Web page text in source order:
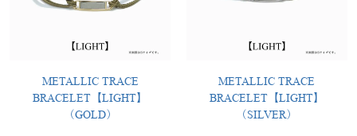
METALLIC TRACE
BRACELET【LIGHT】
（GOLD）
METALLIC TRACE
BRACELET【LIGHT】
（SILVER）